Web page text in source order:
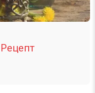
Рецепт